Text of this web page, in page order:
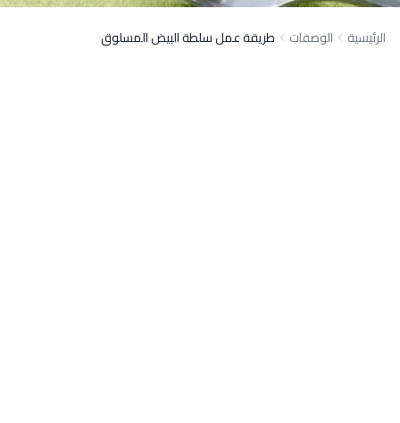
الرئيسية الوصفات طريقة عمل سلطة البيض المسلوق